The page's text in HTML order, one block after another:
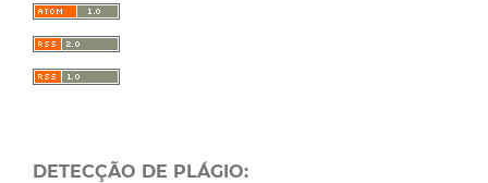
DETECÇÃO DE PLÁGIO: